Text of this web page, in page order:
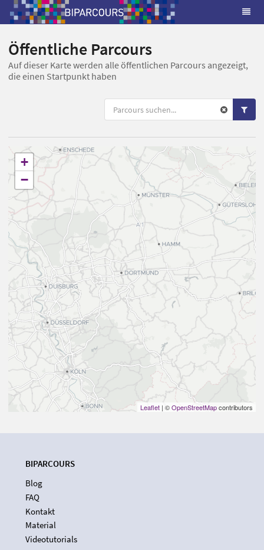
Öffentliche Parcours
Auf dieser Karte werden alle öffentlichen Parcours angezeigt,
die einen Startpunkt haben
+
−
Leaflet | ©OpenStreetMapcontributors
BIPARCOURS
Blog
FAQ
Kontakt
Material
Videotutorials